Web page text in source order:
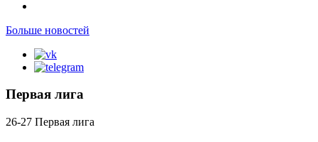
Больше новостей
Первая лига
26-27 Первая лига